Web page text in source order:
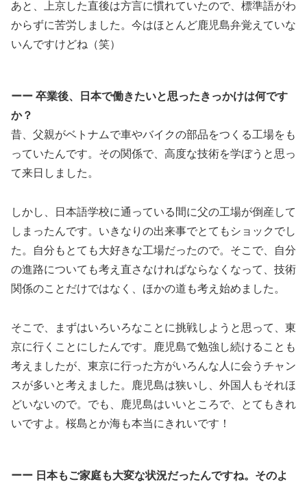
あと、上京した直後は方言に慣れていたので、標準語がわ
からずに苦労しました。今はほとんど鹿児島弁覚えていな
いんですけどね（笑）
ーー 卒業後、日本で働きたいと思ったきっかけは何です
か？
昔、父親がベトナムで車やバイクの部品をつくる工場をも
っていたんです。その関係で、高度な技術を学ぼうと思っ
て来日しました。
しかし、日本語学校に通っている間に父の工場が倒産して
しまったんです。いきなりの出来事でとてもショックでし
た。自分もとても大好きな工場だったので。そこで、自分
の進路についても考え直さなければならなくなって、技術
関係のことだけではなく、ほかの道も考え始めました。
そこで、まずはいろいろなことに挑戦しようと思って、東
京に行くことにしたんです。鹿児島で勉強し続けることも
考えましたが、東京に行った方がいろんな人に会うチャン
スが多いと考えました。鹿児島は狭いし、外国人もそれほ
どいないので。でも、鹿児島はいいところで、とてもきれ
いですよ。桜島とか海も本当にきれいです！
ーー 日本もご家庭も大変な状況だったんですね。そのよ